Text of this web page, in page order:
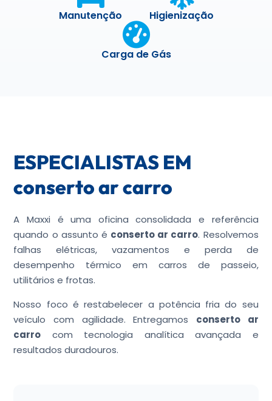
Manutenção Higienização
Carga de Gás
ESPECIALISTAS EM
conserto ar carro
A Maxxi é uma oficina consolidada e referência
quando o assunto é conserto ar carro. Resolvemos
falhas elétricas, vazamentos e perda de
desempenho térmico em carros de passeio,
utilitários e frotas.
Nosso foco é restabelecer a potência fria do seu
veículo com agilidade. Entregamos conserto ar
carro com tecnologia analítica avançada e
resultados duradouros.